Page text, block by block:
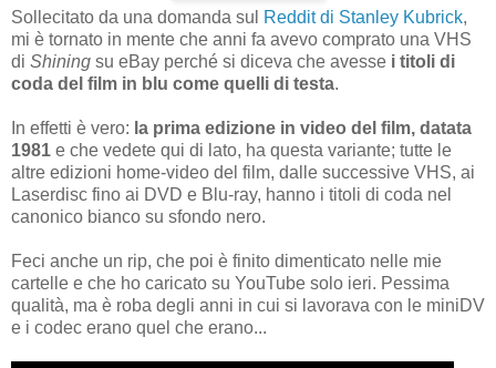
Sollecitato da una domanda sul Reddit di Stanley Kubrick,
mi è tornato in mente che anni fa avevo comprato una VHS
di Shining su eBay perché si diceva che avesse i titoli di
coda del film in blu come quelli di testa.
In effetti è vero: la prima edizione in video del film, datata
1981 e che vedete qui di lato, ha questa variante; tutte le
altre edizioni home-video del film, dalle successive VHS, ai
Laserdisc fino ai DVD e Blu-ray, hanno i titoli di coda nel
canonico bianco su sfondo nero.
Feci anche un rip, che poi è finito dimenticato nelle mie
cartelle e che ho caricato su YouTube solo ieri. Pessima
qualità, ma è roba degli anni in cui si lavorava con le miniDV
e i codec erano quel che erano...